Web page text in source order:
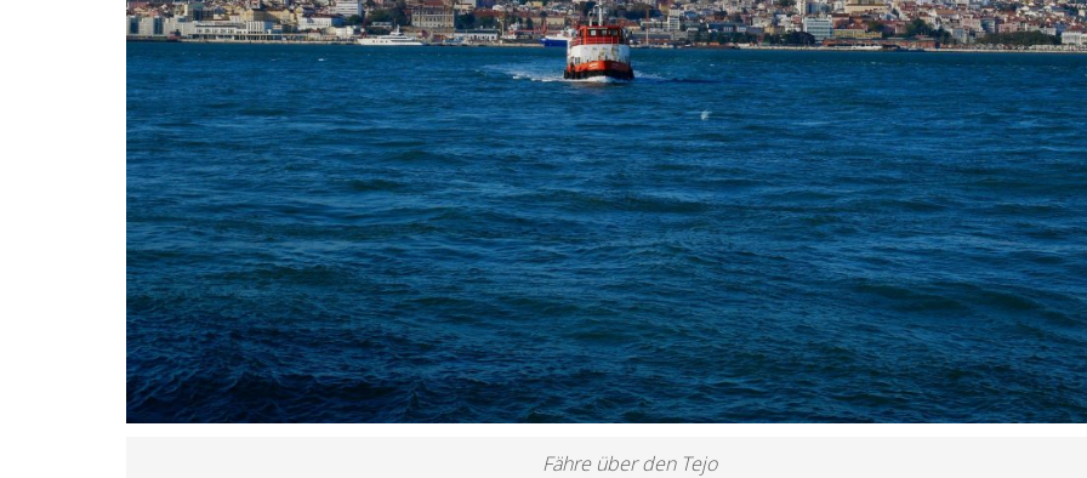
Fähre über den Tejo